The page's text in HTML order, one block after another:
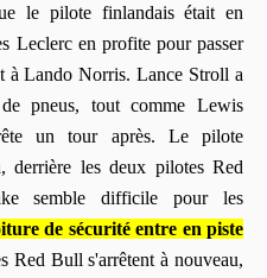
le pilote finlandais était en
Leclerc en profite pour passer
à Lando Norris. Lance Stroll a
pneus, tout comme Lewis
un tour après. Le pilote
derrière les deux pilotes Red
semble difficile pour les
de sécurité entre en piste
Red Bull s'arrêtent à nouveau,